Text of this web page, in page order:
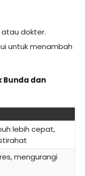
dokter.
untuk menambah
Bunda dan
lebih cepat,
mengurangi